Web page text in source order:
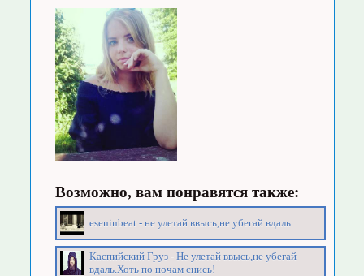
Возможно, вам понравятся также:
eseninbeat - не улетай ввысь,не убегай вдаль
Каспийский Груз - Не улетай ввысь,не убегай
вдаль.Хоть по ночам снись!